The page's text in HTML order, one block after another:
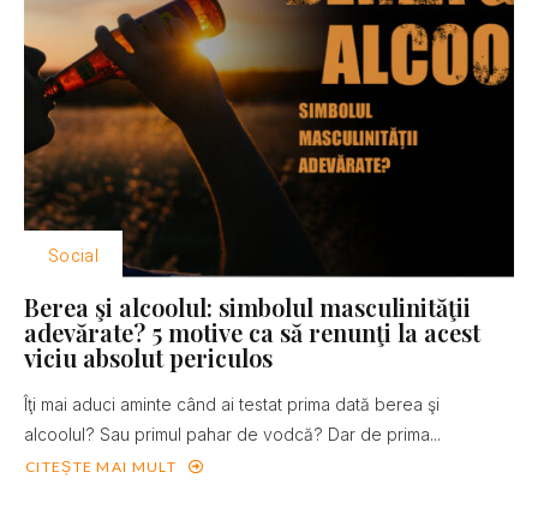
Social
Berea şi alcoolul: simbolul masculinităţii
adevărate? 5 motive ca să renunţi la acest
viciu absolut periculos
Îţi mai aduci aminte când ai testat prima dată berea şi
alcoolul? Sau primul pahar de vodcă? Dar de prima...
CITEȘTE MAI MULT